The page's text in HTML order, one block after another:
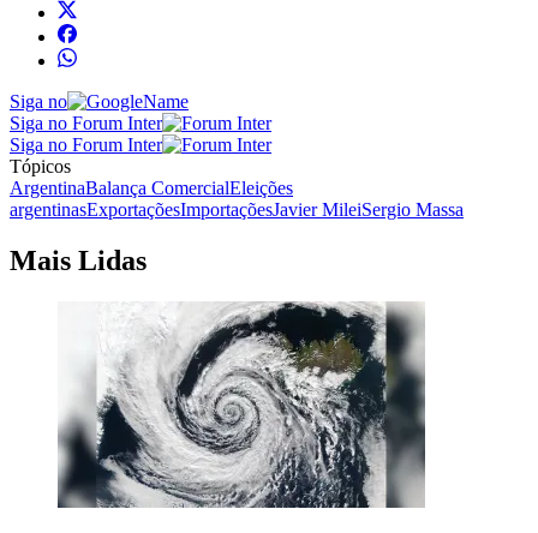
Siga no
Siga no Forum Inter
Siga no Forum Inter
Tópicos
ArgentinaBalança ComercialEleições
argentinasExportaçõesImportaçõesJavier MileiSergio Massa
Mais Lidas